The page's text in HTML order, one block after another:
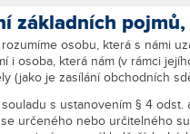
základních
rozumíme osobu, která s námi
i osoba, která nám (v rámci
(jako je zasílání obchodních
s ustanovením § 4
určeného nebo určitelného